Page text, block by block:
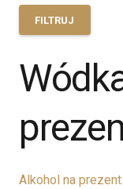
Alkohol na prezent
FILTRUJ